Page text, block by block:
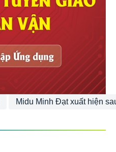
Midu Minh Đạt xuất hiện